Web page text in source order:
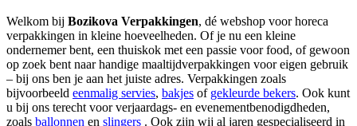
Welkom bij Bozikova Verpakkingen, dé webshop voor horeca
verpakkingen in kleine hoeveelheden. Of je nu een kleine
ondernemer bent, een thuiskok met een passie voor food, of gewoon
op zoek bent naar handige maaltijdverpakkingen voor eigen gebruik
– bij ons ben je aan het juiste adres. Verpakkingen zoals
bijvoorbeeld eenmalig servies, bakjes of gekleurde bekers. Ook kunt
u bij ons terecht voor verjaardags- en evenementbenodigdheden,
zoals ballonnen en slingers . Ook zijn wij al jaren gespecialiseerd in